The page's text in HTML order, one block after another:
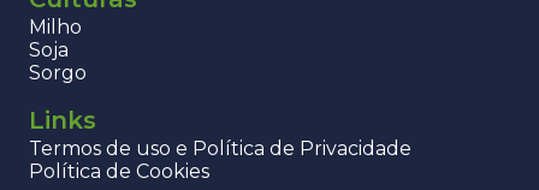
Milho
Soja
Sorgo
Links
Termos de uso e Política de Privacidade
Política de Cookies